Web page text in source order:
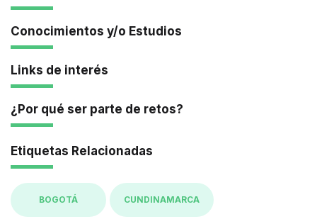
Conocimientos y/o Estudios
Links de interés
¿Por qué ser parte de retos?
Etiquetas Relacionadas
BOGOTÁ CUNDINAMARCA